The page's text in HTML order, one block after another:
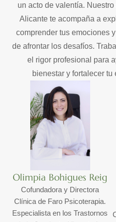
un acto de valentía.
Alicante te acompaña a
comprender tus emociones
de afrontar los desafíos.
el rigor profesional para
bienestar y fortalecer
Olimpia Bohigues Reig
Cofundadora y Directora
Clínica de Faro Psicoterapia.
Especialista en los Trastornos